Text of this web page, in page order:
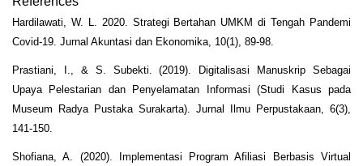
Hardilawati, W. L. 2020. Strategi Bertahan UMKM di Tengah Pandemi
Covid-19. Jurnal Akuntasi dan Ekonomika, 10(1), 89-98.
Prastiani, I., & S. Subekti. (2019). Digitalisasi Manuskrip Sebagai
Upaya Pelestarian dan Penyelamatan Informasi (Studi Kasus pada
Museum Radya Pustaka Surakarta). Jurnal Ilmu Perpustakaan, 6(3),
141-150.
Shofiana, A. (2020). Implementasi Program Afiliasi Berbasis Virtual